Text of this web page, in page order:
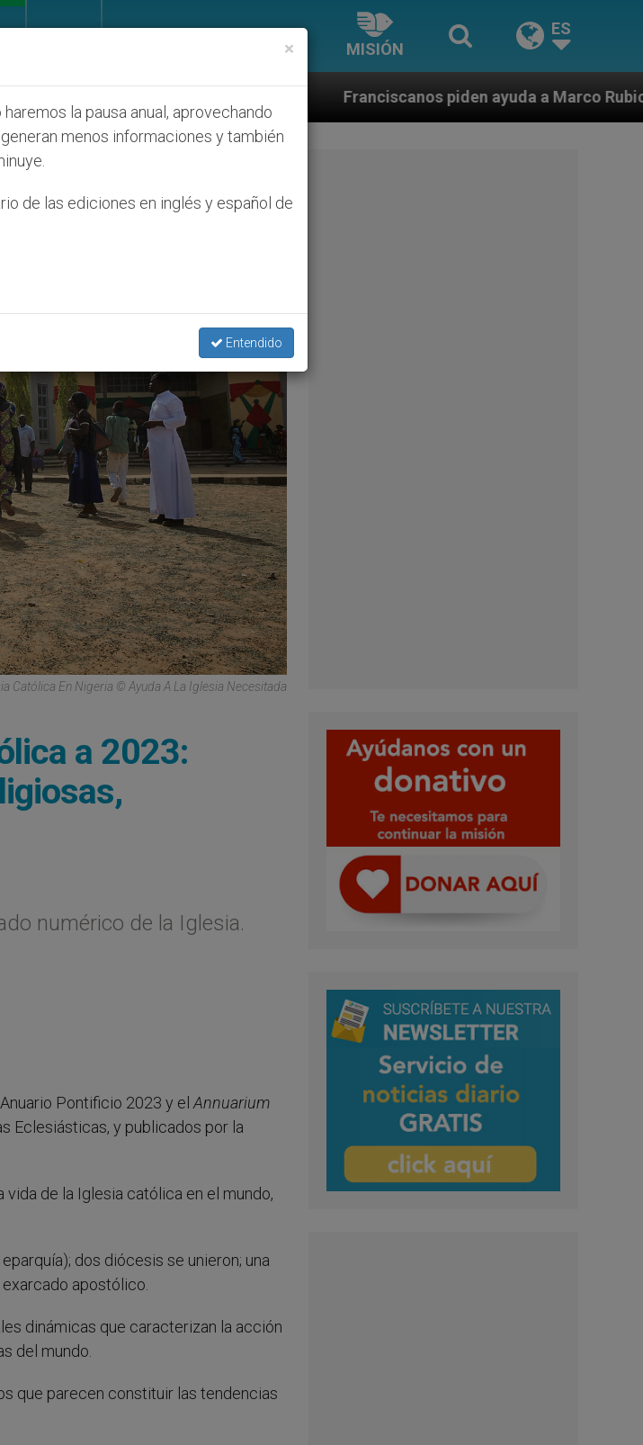
MISIÓN
ES
Franciscanos piden ayuda a Marco Rubio ante persecución de colonos
Católica En Nigeria © Ayuda A La Iglesia Necesitada
a 2023:
numérico de la Iglesia.
Pontificio 2023 y el Annuarium
Eclesiásticas, y publicados por la
de la Iglesia católica en el mundo,
dos diócesis se unieron; una
apostólico.
dinámicas que caracterizan la acción
del mundo.
que parecen constituir las tendencias
×
la pausa anual, aprovechando
menos informaciones y también
de las ediciones en inglés y español de
Entendido